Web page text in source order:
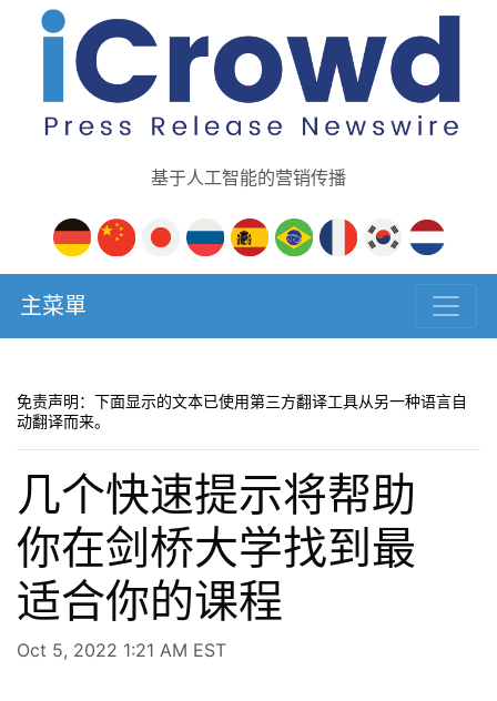
基于人工智能的营销传播
主菜單
免责声明：下面显示的文本已使用第三方翻译工具从另一种语言自
动翻译而来。
几个快速提示将帮助
你在剑桥大学找到最
适合你的课程
Oct 5, 2022 1:21 AM EST